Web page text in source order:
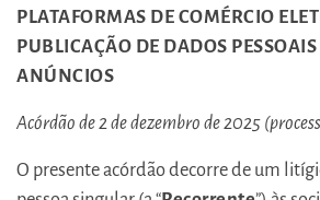
PLATAFORMAS DE COMÉRCIO
PUBLICAÇÃO DE DADOS
ANÚNCIOS
Acórdão de 2 de dezembro de 2025
O presente acórdão decorre de um